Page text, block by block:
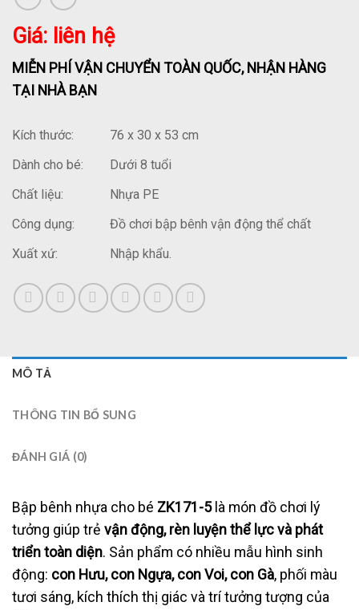
Giá: liên hệ
MIỄN PHÍ VẬN CHUYỂN TOÀN QUỐC, NHẬN HÀNG
TẠI NHÀ BẠN
Kích thước:
76 x 30 x 53 cm
Dành cho bé:
Dưới 8 tuổi
Chất liệu:
Nhựa PE
Công dụng:
Đồ chơi bập bênh vận động thể chất
Xuất xứ:
Nhập khẩu.
MÔ TẢ
THÔNG TIN BỔ SUNG
ĐÁNH GIÁ (0)
Bập bênh nhựa cho bé ZK171-5là món đồ chơi lý
tưởng giúp trẻ vận động, rèn luyện thể lực và phát
triển toàn diện. Sản phẩm có nhiều mẫu hình sinh
động: con Hưu, con Ngựa, con Voi, con Gà, phối màu
tươi sáng, kích thích thị giác và trí tưởng tượng của